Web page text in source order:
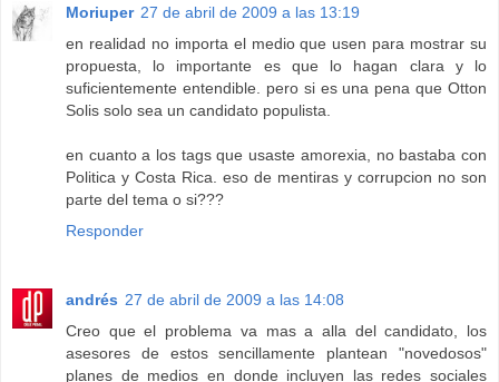
Moriuper 27 de abril de 2009 a las 13:19
en realidad no importa el medio que usen para mostrar su
propuesta, lo importante es que lo hagan clara y lo
suficientemente entendible. pero si es una pena que Otton
Solis solo sea un candidato populista.
en cuanto a los tags que usaste amorexia, no bastaba con
Politica y Costa Rica. eso de mentiras y corrupcion no son
parte del tema o si???
Responder
andrés 27 de abril de 2009 a las 14:08
Creo que el problema va mas a alla del candidato, los
asesores de estos sencillamente plantean "novedosos"
planes de medios en donde incluyen las redes sociales